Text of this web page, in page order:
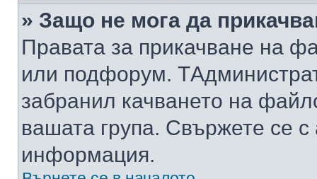
» Защо не мога да
Правата за прикачване на
или подфорум.
забранил качването на
вашата група. Свържете се
информация.